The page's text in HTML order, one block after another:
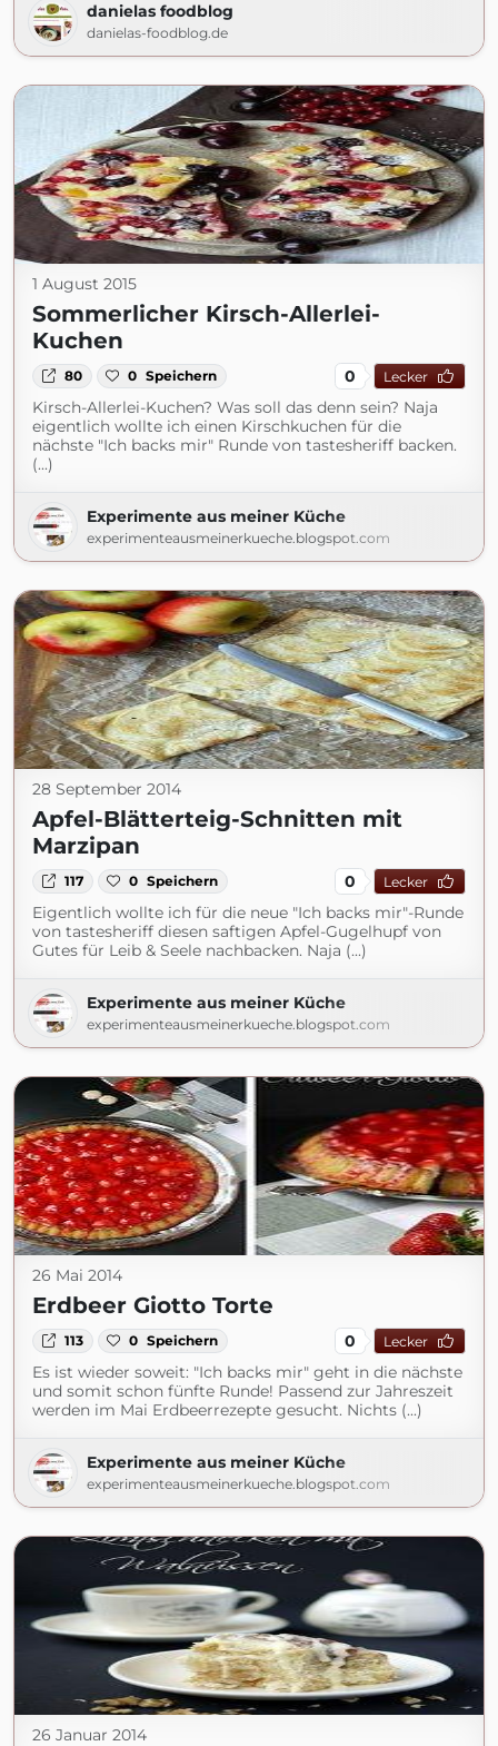
danielas foodblog
danielas-foodblog.de
1 August 2015
Sommerlicher Kirsch-Allerlei-
Kuchen
80 0 Speichern 0 Lecker
Kirsch-Allerlei-Kuchen? Was soll das denn sein? Naja
eigentlich wollte ich einen Kirschkuchen für die
nächste "Ich backs mir" Runde von tastesheriff backen.
(...)
Experimente aus meiner Küche
experimenteausmeinerkueche.blogspot.com
28 September 2014
Apfel-Blätterteig-Schnitten mit
Marzipan
117 0 Speichern 0 Lecker
Eigentlich wollte ich für die neue "Ich backs mir"-Runde
von tastesheriff diesen saftigen Apfel-Gugelhupf von
Gutes für Leib & Seele nachbacken. Naja (...)
Experimente aus meiner Küche
experimenteausmeinerkueche.blogspot.com
26 Mai 2014
Erdbeer Giotto Torte
113 0 Speichern 0 Lecker
Es ist wieder soweit: "Ich backs mir" geht in die nächste
und somit schon fünfte Runde! Passend zur Jahreszeit
werden im Mai Erdbeerrezepte gesucht. Nichts (...)
Experimente aus meiner Küche
experimenteausmeinerkueche.blogspot.com
26 Januar 2014